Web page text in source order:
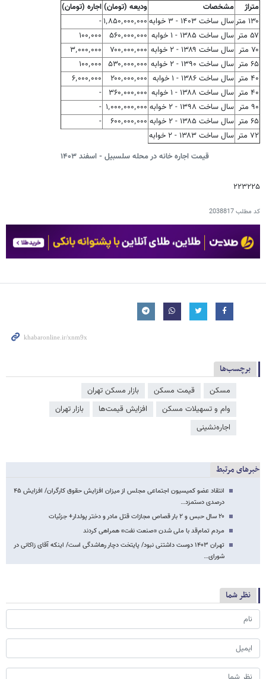
قیمت اجاره خانه‌ در محله سلسبیل - اسفند ۱۴۰۳
متراژ مشخصات ودیعه (تومان) اجاره (تومان)
۱۳۰ متر
سال ساخت ۱۴۰۳ - ۳ خوابه ۱٬۸۵۰٬۰۰۰٬۰۰۰ -
۵۷ متر
سال ساخت ۱۳۸۵ - ۱ خوابه ۵۶۰٬۰۰۰٬۰۰۰
۱۰۰٬۰۰۰
۷۰ متر
سال ساخت ۱۳۸۹ - ۲ خوابه ۷۰۰٬۰۰۰٬۰۰۰
۳٬۰۰۰٬۰۰۰
۶۵ متر
سال ساخت ۱۳۹۰ - ۲ خوابه ۵۳۰٬۰۰۰٬۰۰۰ ۱۰۰٬۰۰۰
۴۰ متر
سال ساخت ۱۳۸۶ - ۱ خوابه ۲۰۰٬۰۰۰٬۰۰۰
۶٬۰۰۰٬۰۰۰
۴۰ متر
سال ساخت ۱۳۸۸ - ۱ خوابه ۳۶۰٬۰۰۰٬۰۰۰
-
۹۰ متر
سال ساخت ۱۳۹۸ - ۲ خوابه ۱٬۰۰۰٬۰۰۰٬۰۰۰ -
۶۵ متر
سال ساخت ۱۳۸۵ - ۲ خوابه ۶۰۰٬۰۰۰٬۰۰۰
-
۷۲ متر
سال ساخت ۱۳۸۳ - ۲ خوابه
۲۲۳۲۲۵
کد مطلب2038817
برچسب‌ها
مسکن قیمت مسکن
بازار مسکن تهران
وام و تسهیلات مسکن
افزایش قیمت‌ها
بازار تهران
اجاره‌نشینی
خبرهای مرتبط
انتقاد عضو کمیسیون اجتماعی مجلس از میزان افزایش حقوق کارگران/ افزایش ۴۵
درصدی دستمزد…
۲۰ سال حبس و ۲ بار قصاص مجازات قتل مادر و دختر پولدار+ جزئیات
مردم تمام‌قد با ملی شدن «صنعت نفت» همراهی کردند
تهران ۱۴۰۳ دوست داشتنی نبود/ پایتخت دچار رهاشدگی است/ اینکه آقای زاکانی در
شورای…
نظر شما